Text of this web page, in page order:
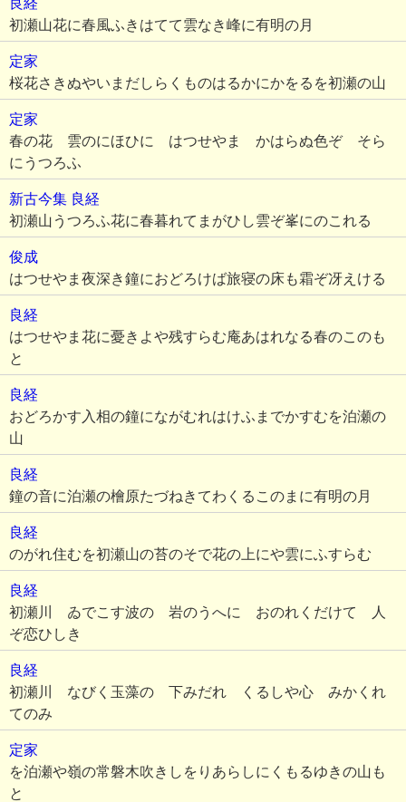
良経
初瀬山花に春風ふきはてて雲なき峰に有明の月
定家
桜花さきぬやいまだしらくものはるかにかをるを初瀬の山
定家
春の花 雲のにほひに はつせやま かはらぬ色ぞ そら
にうつろふ
新古今集 良経
初瀬山うつろふ花に春暮れてまがひし雲ぞ峯にのこれる
俊成
はつせやま夜深き鐘におどろけば旅寝の床も霜ぞ冴えける
良経
はつせやま花に憂きよや残すらむ庵あはれなる春のこのも
と
良経
おどろかす入相の鐘にながむれはけふまでかすむを泊瀬の
山
良経
鐘の音に泊瀬の檜原たづねきてわくるこのまに有明の月
良経
のがれ住むを初瀬山の苔のそで花の上にや雲にふすらむ
良経
初瀬川 ゐでこす波の 岩のうへに おのれくだけて 人
ぞ恋ひしき
良経
初瀬川 なびく玉藻の 下みだれ くるしや心 みかくれ
てのみ
定家
を泊瀬や嶺の常磐木吹きしをりあらしにくもるゆきの山も
と